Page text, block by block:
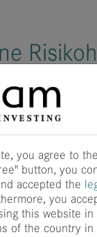
you agree to
button, you
accepted the
you
this website
of the country in
dass
auch
immer
werden,
werden.
dass im Falle
den